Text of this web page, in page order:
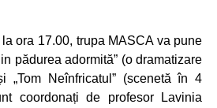
ora 17.00, trupa MASCA va pune
pădurea adormită” (o dramatizare
„Tom Neînfricatul” (scenetă în 4
coordonați de profesor Lavinia